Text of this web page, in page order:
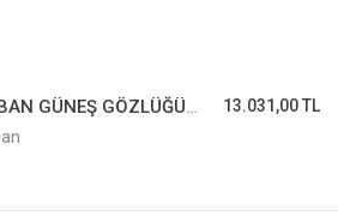
RAYBAN GÜNEŞ GÖZLÜĞÜ 4314-N-1250/Y5*54
13.031,00 TL